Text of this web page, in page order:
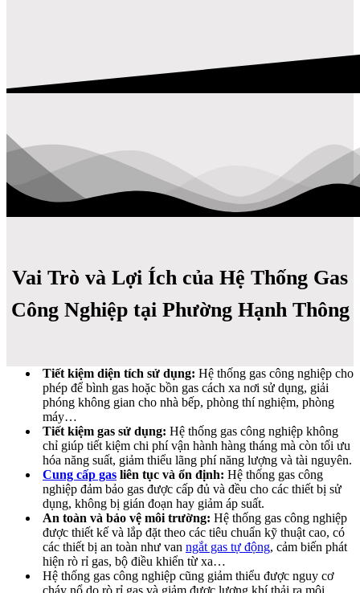
Vai Trò và Lợi Ích của Hệ Thống Gas
Công Nghiệp tại Phường Hạnh Thông
Tiết kiệm diện tích sử dụng: Hệ thống gas công nghiệp cho
phép để bình gas hoặc bồn gas cách xa nơi sử dụng, giải
phóng không gian cho nhà bếp, phòng thí nghiệm, phòng
máy…
Tiết kiệm gas sử dụng: Hệ thống gas công nghiệp không
chỉ giúp tiết kiệm chi phí vận hành hàng tháng mà còn tối ưu
hóa năng suất, giảm thiểu lãng phí năng lượng và tài nguyên.
Cung cấp gas liên tục và ổn định: Hệ thống gas công
nghiệp đảm bảo gas được cấp đủ và đều cho các thiết bị sử
dụng, không bị gián đoạn hay giảm áp suất.
An toàn và bảo vệ môi trường: Hệ thống gas công nghiệp
được thiết kế và lắp đặt theo các tiêu chuẩn kỹ thuật cao, có
các thiết bị an toàn như van ngắt gas tự động, cảm biến phát
hiện rò rỉ gas, bộ điều khiển từ xa…
Hệ thống gas công nghiệp cũng giảm thiểu được nguy cơ
cháy nổ do rò rỉ gas và giảm được lượng khí thải ra môi